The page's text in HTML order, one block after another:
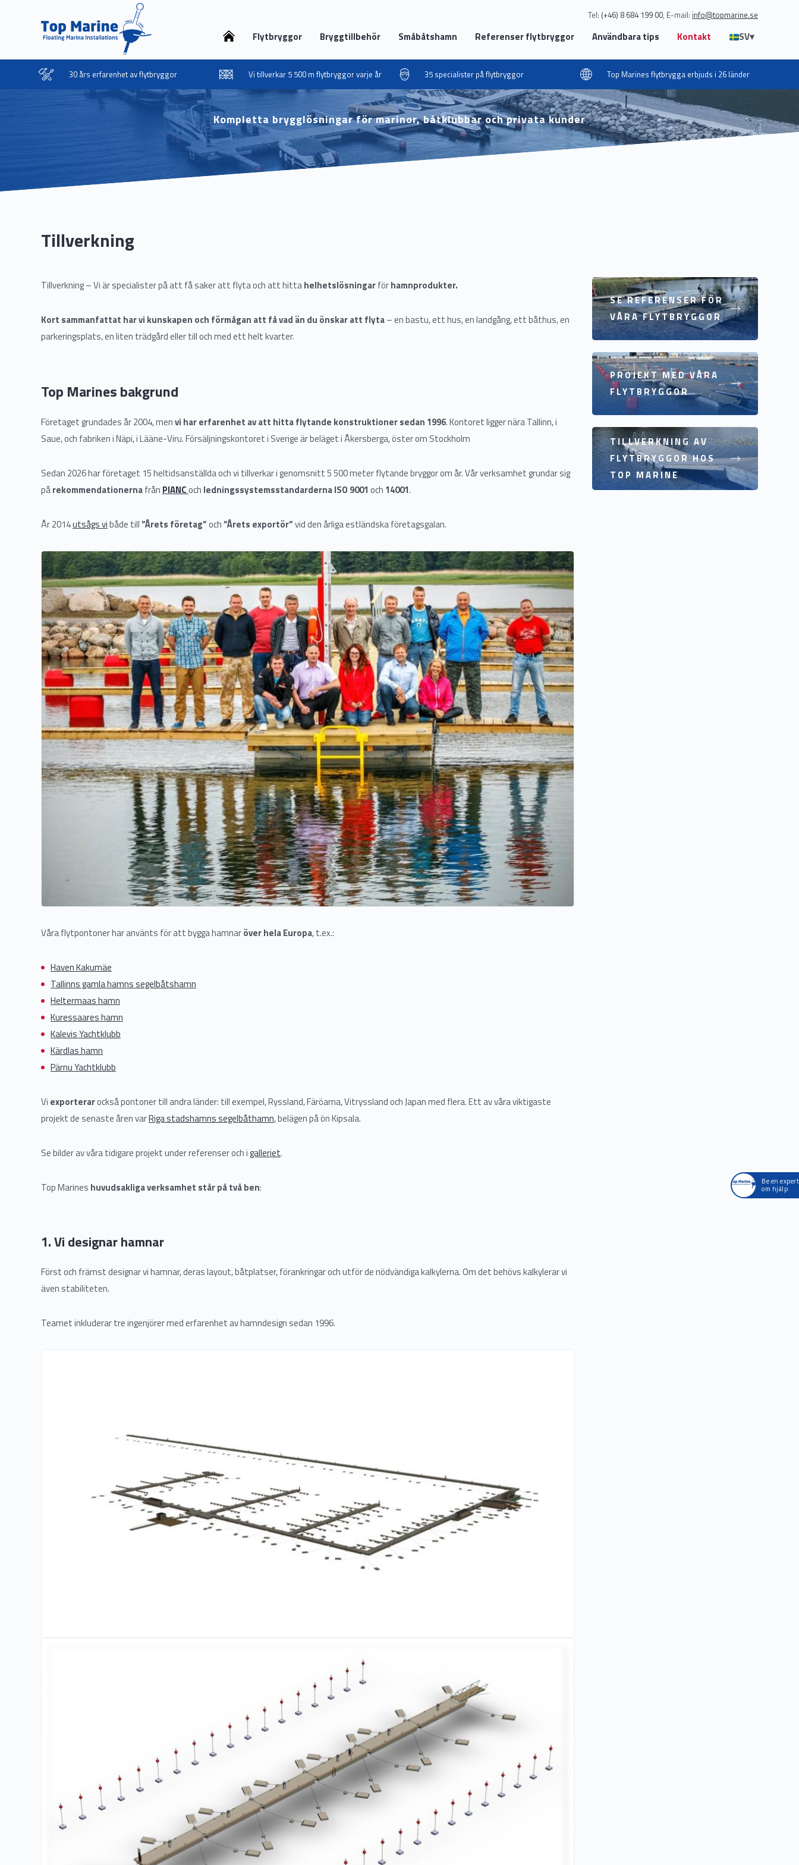
Tel: (+46) 8 684 199 00 E-mail: info@topmarine.se
Flytbryggor Bryggtillbehör Småbåtshamn Referenser flytbryggor Användbara tips Kontakt SV▾
30 års erfarenhet av flytbryggor Vi tillverkar 5 500 m flytbryggor varje år 35 specialister på flytbryggor Top Marines flytbrygga erbjuds i 26 länder
Kompletta brygglösningar för marinor, båtklubbar och privata kunder
Tillverkning
SE REFERENSER FÖR
VÅRA FLYTBRYGGOR
PROJEKT MED VÅRA
FLYTBRYGGOR
TILLVERKNING AV
FLYTBRYGGOR HOS
TOP MARINE
Tillverkning – Vi är specialister på att få saker att flyta och att hittahelhetslösningarförhamnprodukter.
Kort sammanfattat har vi kunskapen och förmågan att få vad än du önskar att flyta– en bastu, ett hus, en landgång, ett båthus, en
parkeringsplats, en liten trädgård eller till och med ett helt kvarter.
Top Marines bakgrund
Företaget grundades år 2004, menvi har erfarenhet av att hitta flytande konstruktioner sedan 1996. Kontoret ligger nära Tallinn, i
Saue, och fabriken i Näpi, i Lääne-Viru. Försäljningskontoret i Sverige är beläget i Åkersberga, öster om Stockholm
Sedan 2026 har företaget 15 heltidsanställda och vi tillverkar i genomsnitt 5 500 meter flytande bryggor om år. Vår verksamhet grundar sig
pårekommendationernafrån PIANCoch ledningssystemsstandarderna ISO 9001 och 14001.
År 2014utsågs vibåde till”Årets företag”och”Årets exportör”vid den årliga estländska företagsgalan.
Våra flytpontoner har använts för att bygga hamnaröver hela Europa, t.ex.:
Haven Kakumäe
Tallinns gamla hamns segelbåtshamn
Heltermaas hamn
Kuressaares hamn
Kalevis Yachtklubb
Kärdlas hamn
Pärnu Yachtklubb
Vi exporterarockså pontoner till andra länder: till exempel, Ryssland, Färöarna, Vitryssland och Japan med flera. Ett av våra viktigaste
projekt de senaste åren varRiga stadshamns segelbåthamn, belägen på ön Kipsala.
Se bilder av våra tidigare projekt under referenser och igalleriet.
Top Marines huvudsakliga verksamhet står på två ben:
1. Vi designar hamnar
Först och främst designar vi hamnar, deras layout, båtplatser, förankringar och utför de nödvändiga kalkylerna. Om det behövs kalkylerar vi
även stabiliteten.
Teamet inkluderar tre ingenjörer med erfarenhet av hamndesign sedan 1996.
Be en expert
om hjälp